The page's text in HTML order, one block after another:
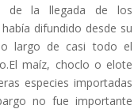
de la llegada de los
difundido desde su
largo de casi todo el
maíz, choclo o elote
especies importadas
no fue importante